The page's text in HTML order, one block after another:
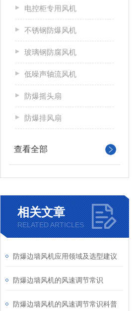
电控柜专用风机
不锈钢防爆风机
玻璃钢防腐风机
低噪声轴流风机
防爆摇头扇
防爆排风扇
查看全部
相关文章
RELATED ARTICLES
防爆边墙风机应用领域及选型建议
防爆边墙风机的风速调节常识
防爆边墙风机的风速调节常识科普